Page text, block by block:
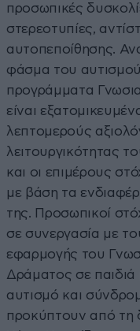
προσωπικές
στερεοτυπίες,
αυτοπεποίθησης.
φάσμα του αυτισμού
προγράμματα
είναι
λεπτομερούς
λειτουργικότητας
και οι επιμέρους
με βάση τα
της. Προσωπικοί
σε συνεργασία με
εφαρμογής του
Δράματος σε παιδιά
αυτισμό και
προκύπτουν από τη